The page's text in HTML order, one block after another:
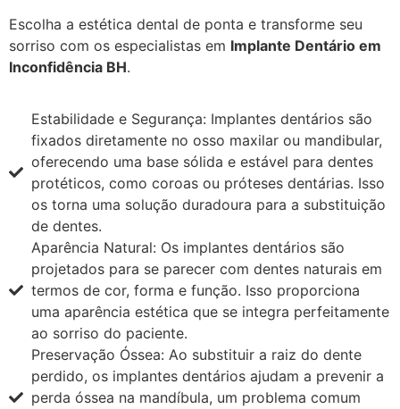
Escolha a estética dental de ponta e transforme seu
sorriso com os especialistas em Implante Dentário em
Inconfidência BH.
Estabilidade e Segurança: Implantes dentários são
fixados diretamente no osso maxilar ou mandibular,
oferecendo uma base sólida e estável para dentes
protéticos, como coroas ou próteses dentárias. Isso
os torna uma solução duradoura para a substituição
de dentes.
Aparência Natural: Os implantes dentários são
projetados para se parecer com dentes naturais em
termos de cor, forma e função. Isso proporciona
uma aparência estética que se integra perfeitamente
ao sorriso do paciente.
Preservação Óssea: Ao substituir a raiz do dente
perdido, os implantes dentários ajudam a prevenir a
perda óssea na mandíbula, um problema comum